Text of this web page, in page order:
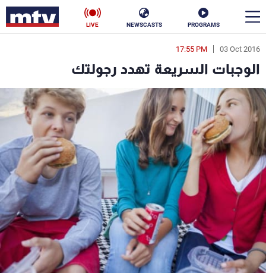
PROGRAMS
NEWSCASTS
LIVE
03 Oct 2016
17:55 PM
الوجبات السريعة تهدد رجولتك
en
الأخبار
سياسة
إقتصاد فن
منوعات رياضة
كأس العالم
البرامج
جدول البرامج